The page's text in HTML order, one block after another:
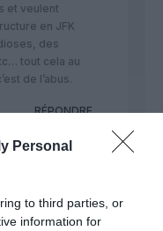
Personal
to third parties, or
information for
et veulent
en JFK
des
tout cela au
de l’abus.
RÉPONDRE
19 mai 2017 - 14 h 19 min